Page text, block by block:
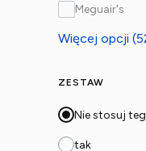
Meguair's
Więcej opcji
ZESTAW
Nie stosuj
tak